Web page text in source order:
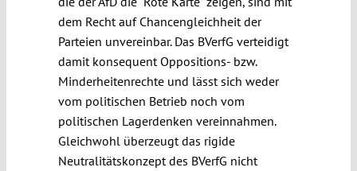
dem Recht auf Chancengleichheit der
Parteien unvereinbar. Das BVerfG verteidigt
damit konsequent Oppositions- bzw.
Minderheitenrechte und lässt sich weder
vom politischen Betrieb noch vom
politischen Lagerdenken vereinnahmen.
Gleichwohl überzeugt das rigide
Neutralitätskonzept des BVerfG nicht